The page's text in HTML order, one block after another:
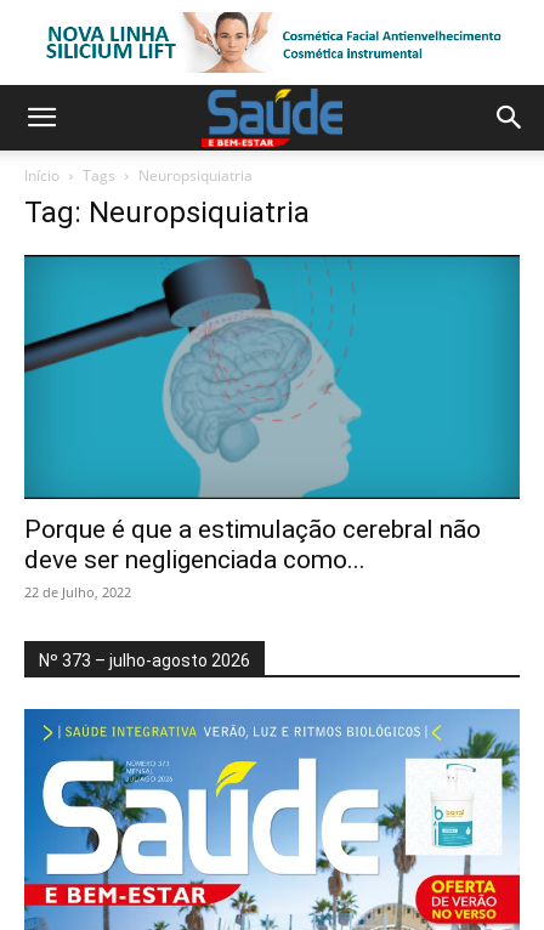
Início Tags Neuropsiquiatria
Tag: Neuropsiquiatria
Porque é que a estimulação cerebral não
deve ser negligenciada como...
22 de Julho, 2022
Nº 373 – julho-agosto 2026